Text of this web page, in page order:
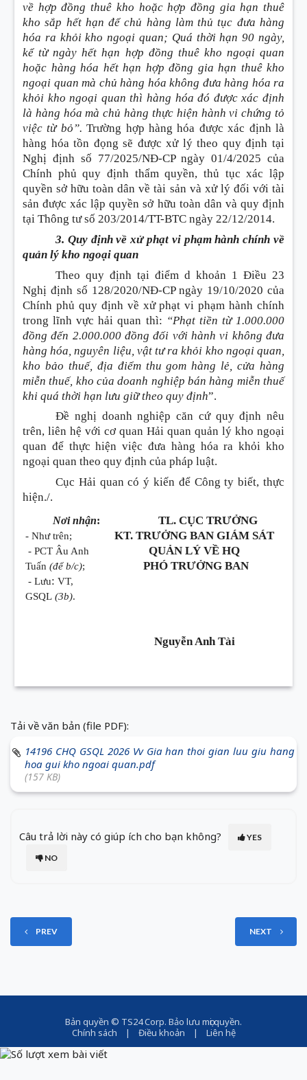
về hợp đồng thuê kho hoặc hợp đồng gia hạn thuê
kho sắp hết hạn để chủ hàng làm thủ tục đưa hàng
hóa ra khỏi kho ngoại quan; Quá thời hạn 90 ngày,
kể từ ngày hết hạn hợp đồng thuê kho ngoại quan
hoặc hàng hóa hết hạn hợp đồng gia hạn thuê kho
ngoại quan mà chủ hàng hóa không đưa hàng hóa ra
khỏi kho ngoại quan thì hàng hóa đó được xác định
là hàng hóa mà chủ hàng thực hiện hành vi chứng tỏ
việc từ bỏ”.Trường hợp hàng hóa được xác định là
hàng hóa tồn đọng sẽ được xử lý theo quy định tại
Nghị định số 77/2025/NĐ-CP ngày 01/4/2025 của
Chính phủ quy định thẩm quyền, thủ tục xác lập
quyền sở hữu toàn dân về tài sản và xử lý đối với tài
sản được xác lập quyền sở hữu toàn dân và quy định
tại Thông tư số 203/2014/TT-BTC ngày 22/12/2014.
3. Quy định về xử phạt vi phạm hành chính về
quản lý kho ngoại quan
Theo quy định tại điểm d khoản 1 Điều 23
Nghị định số 128/2020/NĐ-CP ngày 19/10/2020 của
Chính phủ quy định về xử phạt vi phạm hành chính
trong lĩnh vực hải quan thì: “Phạt tiền từ 1.000.000
đồng đến 2.000.000 đồng đối với hành vi không đưa
hàng hóa, nguyên liệu, vật tư ra khỏi kho ngoại quan,
kho bảo thuế, địa điểm thu gom hàng lẻ, cửa hàng
miễn thuế, kho của doanh nghiệp bán hàng miễn thuế
khi quá thời hạn lưu giữ theo quy định”.
Đề nghị doanh nghiệp căn cứ quy định nêu
trên, liên hệ với cơ quan Hải quan quản lý kho ngoại
quan để thực hiện việc đưa hàng hóa ra khỏi kho
ngoại quan theo quy định của pháp luật.
Cục Hải quan có ý kiến để Công ty biết, thực
hiện./.
Nơi nhận:
- Như trên;
- PCT Âu Anh
Tuấn (để b/c);
- Lưu: VT,
GSQL (3b).
TL. CỤC TRƯỞNG
KT. TRƯỞNG BAN GIÁM SÁT
QUẢN LÝ VỀ HQ
PHÓ TRƯỞNG BAN
Nguyễn Anh Tài
Tải về văn bản (file PDF):
14196 CHQ GSQL 2026 Vv Gia han thoi gian luu giu hang
hoa gui kho ngoai quan.pdf
(157 KB)
Câu trả lời này có giúp ích cho bạn không?
YES
NO
PREV NEXT
Bản quyền © TS24 Corp. Bảo lưu mọi quyền.
Chính sách | Điều khoản | Liên hệ